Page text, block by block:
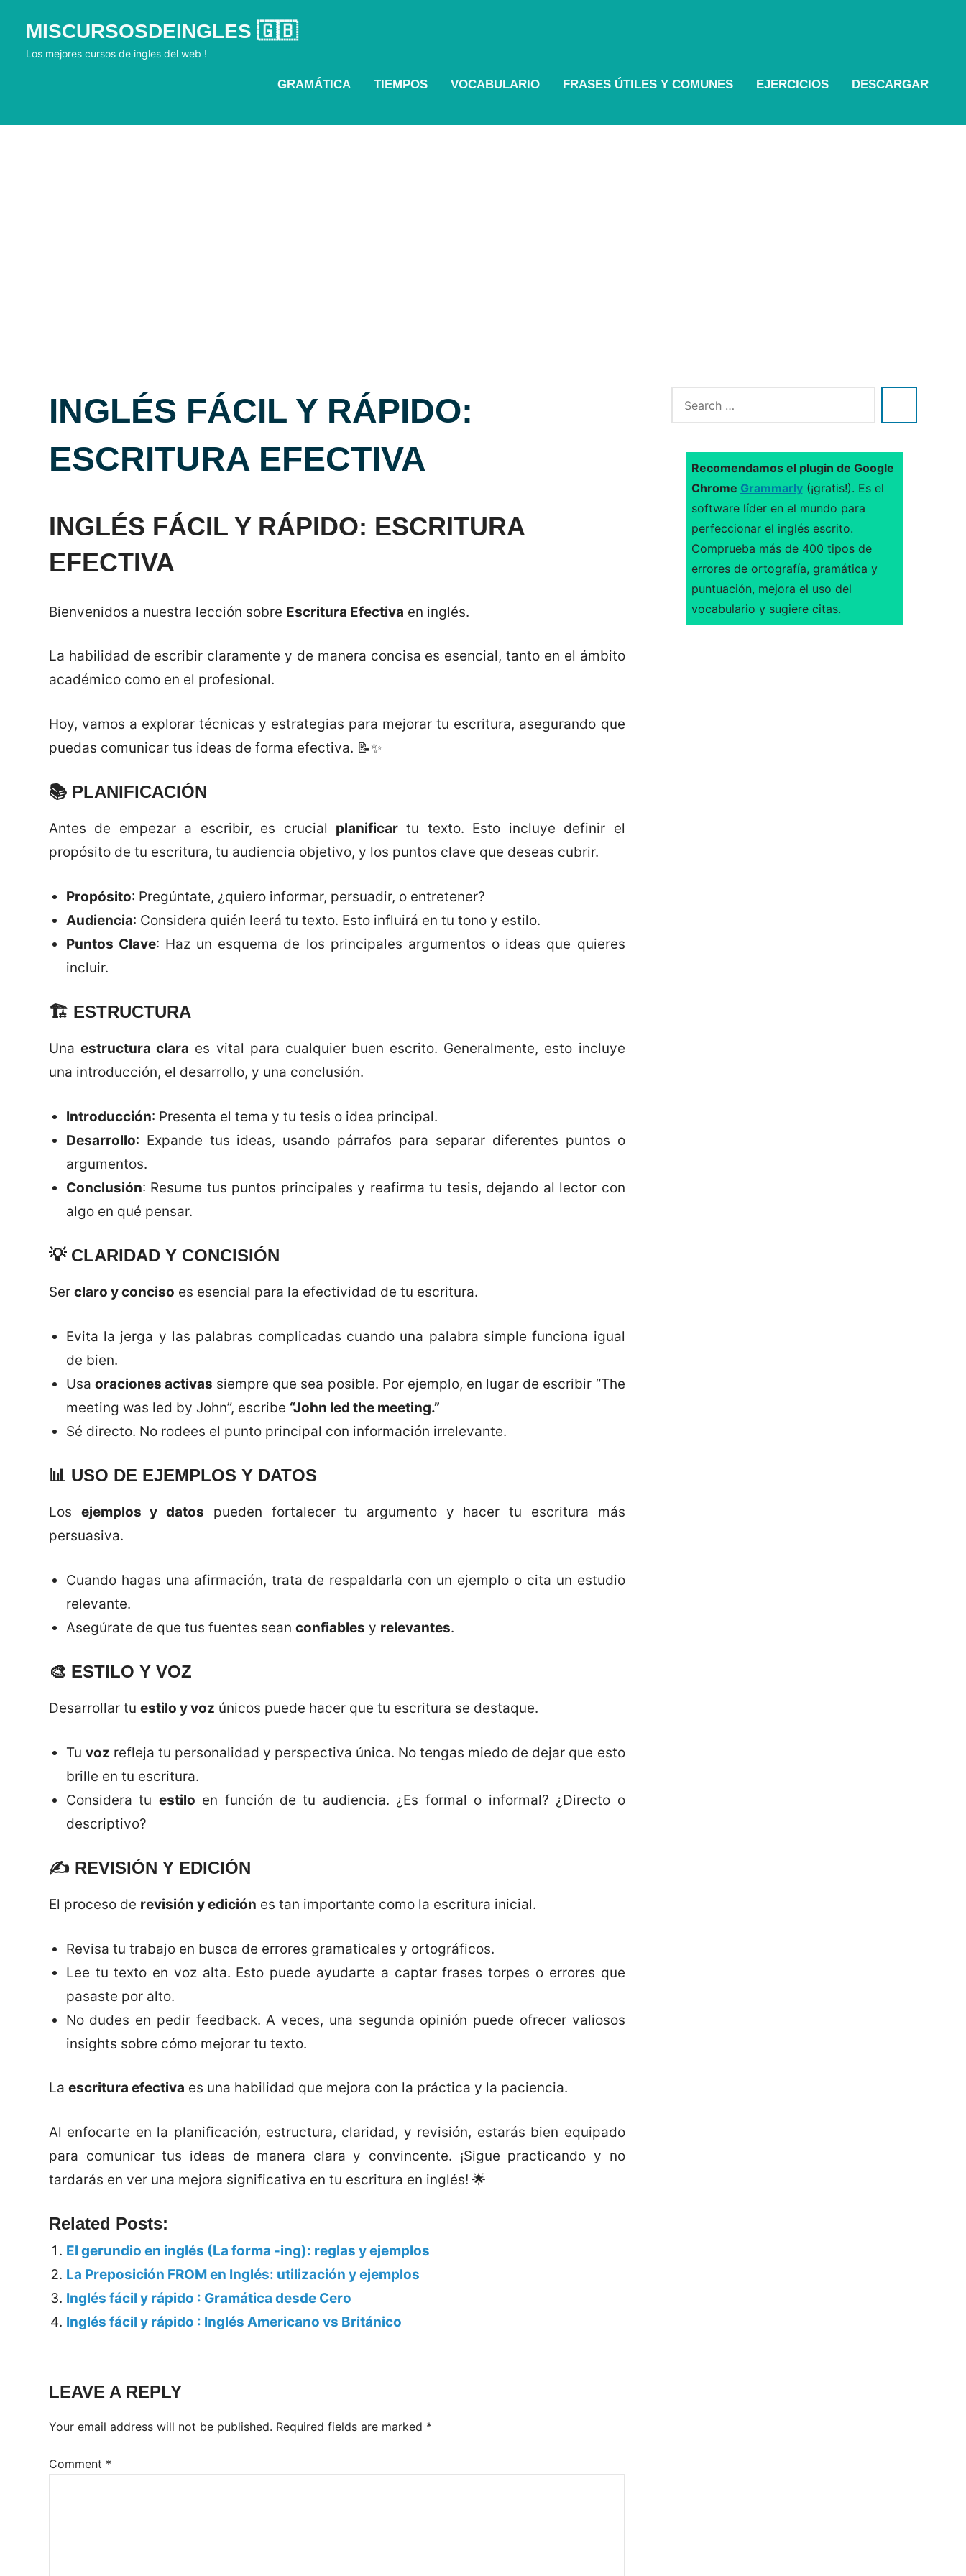
content
MISCURSOSDEINGLES 🇬🇧
Los mejores cursos de ingles del web !
GRAMÁTICA TIEMPOS VOCABULARIO FRASES ÚTILES Y COMUNES EJERCICIOS DESCARGAR
INGLÉS FÁCIL Y RÁPIDO:
ESCRITURA EFECTIVA
INGLÉS FÁCIL Y RÁPIDO: ESCRITURA
EFECTIVA
Bienvenidos a nuestra lección sobre Escritura Efectiva en inglés.
La habilidad de escribir claramente y de manera concisa es esencial, tanto en el ámbito
académico como en el profesional.
Hoy, vamos a explorar técnicas y estrategias para mejorar tu escritura, asegurando que
puedas comunicar tus ideas de forma efectiva. 📝✨
📚 PLANIFICACIÓN
Antes de empezar a escribir, es crucial planificartu texto. Esto incluye definir el
propósito de tu escritura, tu audiencia objetivo, y los puntos clave que deseas cubrir.
Propósito: Pregúntate, ¿quiero informar, persuadir, o entretener?
Audiencia: Considera quién leerá tu texto. Esto influirá en tu tono y estilo.
Puntos Clave: Haz un esquema de los principales argumentos o ideas que quieres
incluir.
🏗️ ESTRUCTURA
Unaestructura clara es vital para cualquier buen escrito. Generalmente, esto incluye
una introducción, el desarrollo, y una conclusión.
Introducción: Presenta el tema y tu tesis o idea principal.
Desarrollo: Expande tus ideas, usando párrafos para separar diferentes puntos o
argumentos.
Conclusión: Resume tus puntos principales y reafirma tu tesis, dejando al lector con
algo en qué pensar.
💡 CLARIDAD Y CONCISIÓN
Ser claro y conciso es esencial para la efectividad de tu escritura.
Evita la jerga y las palabras complicadas cuando una palabra simple funciona igual
de bien.
Usa oraciones activas siempre que sea posible. Por ejemplo, en lugar de escribir “The
meeting was led by John”, escribe “John led the meeting.”
Sé directo. No rodees el punto principal con información irrelevante.
📊 USO DE EJEMPLOS Y DATOS
Los ejemplos y datos pueden fortalecer tu argumento y hacer tu escritura más
persuasiva.
Cuando hagas una afirmación, trata de respaldarla con un ejemplo o cita un estudio
relevante.
Asegúrate de que tus fuentes sean confiables y relevantes.
🎨 ESTILO Y VOZ
Desarrollar tu estilo y voz únicos puede hacer que tu escritura se destaque.
Tu voz refleja tu personalidad y perspectiva única. No tengas miedo de dejar que esto
brille en tu escritura.
Considera tu estilo en función de tu audiencia. ¿Es formal o informal? ¿Directo o
descriptivo?
✍️ REVISIÓN Y EDICIÓN
El proceso de revisión y edición es tan importante como la escritura inicial.
Revisa tu trabajo en busca de errores gramaticales y ortográficos.
Lee tu texto en voz alta. Esto puede ayudarte a captar frases torpes o errores que
pasaste por alto.
No dudes en pedir feedback. A veces, una segunda opinión puede ofrecer valiosos
insights sobre cómo mejorar tu texto.
La escritura efectiva es una habilidad que mejora con la práctica y la paciencia.
Al enfocarte en la planificación, estructura, claridad, y revisión, estarás bien equipado
para comunicar tus ideas de manera clara y convincente. ¡Sigue practicando y no
tardarás en ver una mejora significativa en tu escritura en inglés! 🌟
Related Posts:
El gerundio en inglés (La forma -ing): reglas y ejemplos
La Preposición FROM en Inglés: utilización y ejemplos
Inglés fácil y rápido : Gramática desde Cero
Inglés fácil y rápido : Inglés Americano vs Británico
LEAVE A REPLY
Your email address will not be published. Required fields are marked *
Comment *
Recomendamos el plugin de Google
Chrome Grammarly(¡gratis!). Es el
software líder en el mundo para
perfeccionar el inglés escrito.
Comprueba más de 400 tipos de
errores de ortografía, gramática y
puntuación, mejora el uso del
vocabulario y sugiere citas.